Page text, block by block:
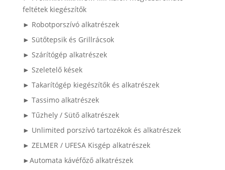
feltétek kiegészítők
► Robotporszívó alkatrészek
► Sütőtepsik és Grillrácsok
► Szárítógép alkatrészek
► Szeletelő kések
► Takarítógép kiegészítők és alkatrészek
► Tassimo alkatrészek
► Tűzhely / Sütő alkatrészek
► Unlimited porszívó tartozékok és alkatrészek
► ZELMER / UFESA Kisgép alkatrészek
►Automata kávéfőző alkatrészek